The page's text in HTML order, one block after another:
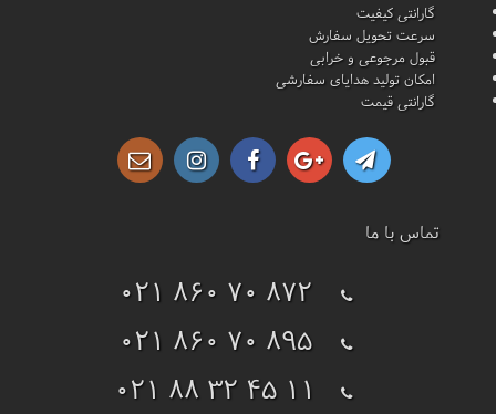
گارانتی کیفیت
سرعت تحویل سفارش
قبول مرجوعی و خرابی
امکان تولید هدایای سفارشی
گارانتی قیمت
تماس با ما
021 860 70 872
021 860 70 895
021 88 32 45 11